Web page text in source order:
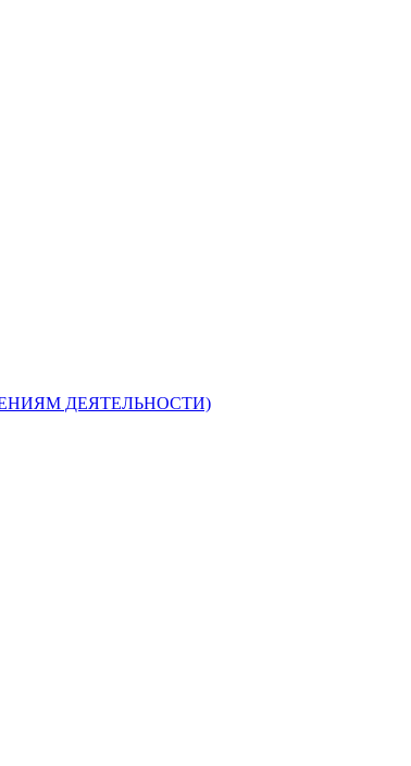
ДЕЯТЕЛЬНОСТИ)